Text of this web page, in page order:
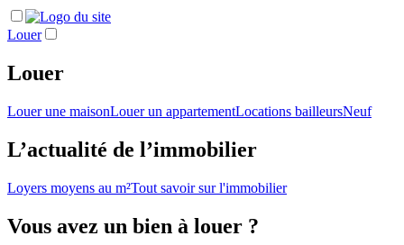
Louer
Louer
Louer une maisonLouer un appartementLocations bailleursNeuf
L’actualité de l’immobilier
Loyers moyens au m²Tout savoir sur l'immobilier
Vous avez un bien à louer ?